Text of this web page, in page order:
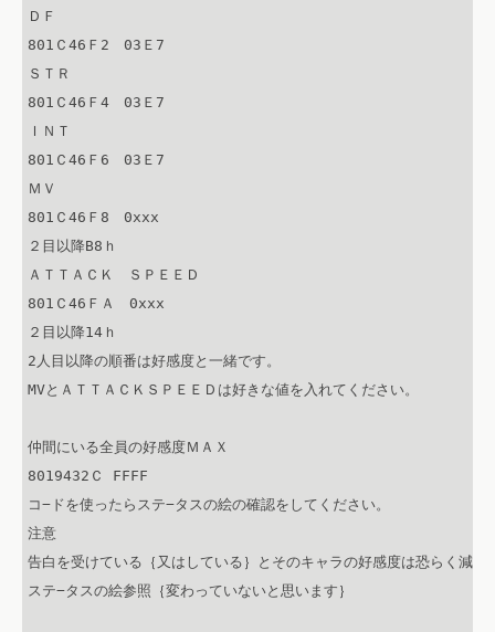
ＤＦ
801Ｃ46Ｆ2　03Ｅ7
ＳＴＲ
801Ｃ46Ｆ4　03Ｅ7
ＩＮＴ
801Ｃ46Ｆ6　03Ｅ7
ＭＶ
801Ｃ46Ｆ8　0xxx
２目以降B8ｈ
ＡＴＴＡＣＫ　ＳＰＥＥＤ
801Ｃ46ＦＡ　0xxx
２目以降14ｈ
2人目以降の順番は好感度と一緒です。
MVとＡＴＴＡＣＫＳＰＥＥＤは好きな値を入れてください。
仲間にいる全員の好感度ＭＡＸ
8019432Ｃ FFFF
コ−ドを使ったらステ−タスの絵の確認をしてください。
注意
告白を受けている｛又はしている｝とそのキャラの好感度は恐らく減ら
ステ−タスの絵参照｛変わっていないと思います｝